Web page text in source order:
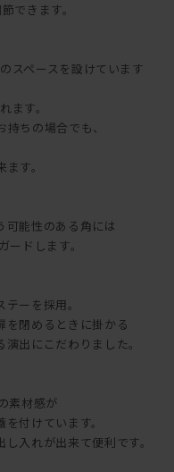
できます。
スペースを設けています
ます。
ちの場合でも、
す。
可能性のある角には
ドします。
ーを採用。
を閉めるときに掛かる
出にこだわりました。
素材感が
付けています。
入れが出来て便利です。